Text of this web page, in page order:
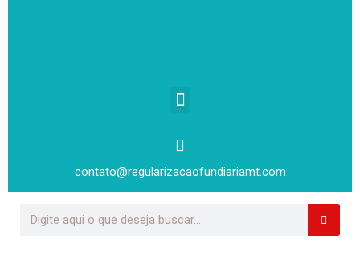
contato@regularizacaofundiariamt.com